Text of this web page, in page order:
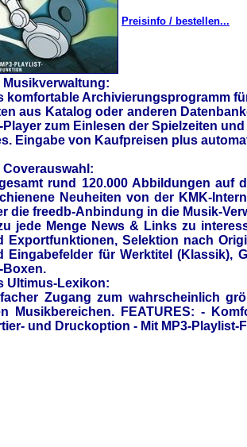
Preisinfo / bestellen...
Musikverwaltung:
komfortable Archivierungsprogramm
aus Katalog oder anderen
Player zum Einlesen der Spielzeiten
Eingabe von Kaufpreisen plus
Coverauswahl:
rund 120.000 Abbildungen auf
Neuheiten von der KMK-
die freedb-Anbindung in die Musik-
jede Menge News & Links zu
Exportfunktionen, Selektion nach
Eingabefelder für Werktitel (Klassik),
Boxen.
Ultimus-Lexikon:
Zugang zum wahrscheinlich
Musikbereichen. FEATURES: -
und Druckoption - Mit MP3-Playlist-